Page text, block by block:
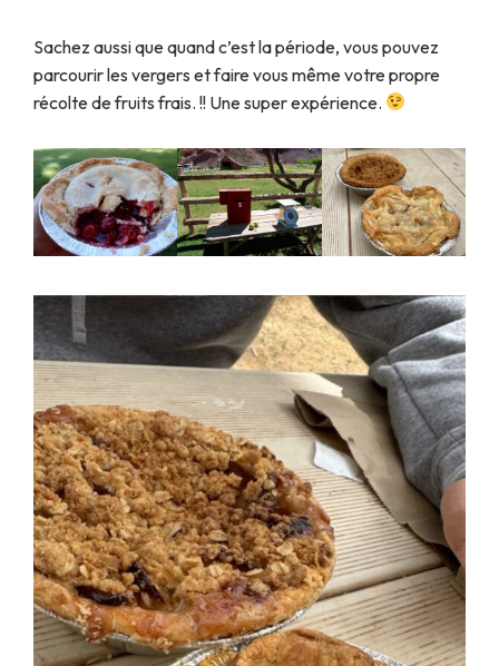
Sachez aussi que quand c’est la période, vous pouvez
parcourir les vergers et faire vous même votre propre
récolte de fruits frais. !! Une super expérience.